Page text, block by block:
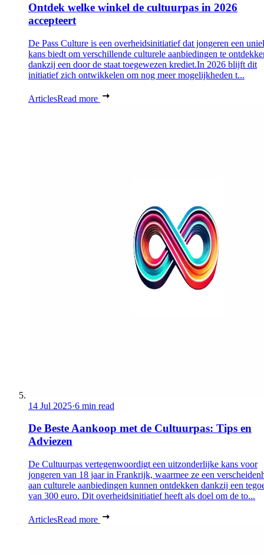
Ontdek welke winkel de cultuurpas in 2026
accepteert
De Pass Culture is een overheidsinitiatief dat jongeren een
kans biedt om verschillende culturele aanbiedingen te
dankzij een door de staat toegewezen krediet.In 2026 blijft dit
initiatief zich ontwikkelen om nog meer mogelijkheden t...
ArticlesRead more
14 Jul 2025·6 min read
De Beste Aankoop met de Cultuurpas: Tips en
Adviezen
De Cultuurpas vertegenwoordigt een uitzonderlijke kans voor
jongeren van 18 jaar in Frankrijk, waarmee ze een
aan culturele aanbiedingen kunnen ontdekken dankzij een
van 300 euro. Dit overheidsinitiatief heeft als doel om de to...
ArticlesRead more